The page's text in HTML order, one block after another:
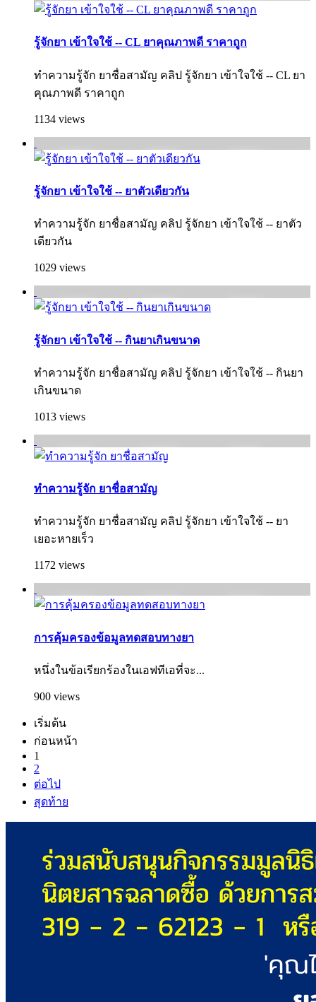
รู้จักยา เข้าใจใช้ -- CL ยาคุณภาพดี ราคาถูก
ทำความรู้จัก ยาชื่อสามัญ คลิป รู้จักยา เข้าใจใช้ -- CL ยา
คุณภาพดี ราคาถูก
1134 views
รู้จักยา เข้าใจใช้ -- ยาตัวเดียวกัน
ทำความรู้จัก ยาชื่อสามัญ คลิป รู้จักยา เข้าใจใช้ -- ยาตัว
เดียวกัน
1029 views
รู้จักยา เข้าใจใช้ -- กินยาเกินขนาด
ทำความรู้จัก ยาชื่อสามัญ คลิป รู้จักยา เข้าใจใช้ -- กินยา
เกินขนาด
1013 views
ทำความรู้จัก ยาชื่อสามัญ
ทำความรู้จัก ยาชื่อสามัญ คลิป รู้จักยา เข้าใจใช้ -- ยา
เยอะหายเร็ว
1172 views
การคุ้มครองข้อมูลทดสอบทางยา
หนึ่งในข้อเรียกร้องในเอฟทีเอที่จะ...
900 views
เริ่มต้น
ก่อนหน้า
1
2
ต่อไป
สุดท้าย